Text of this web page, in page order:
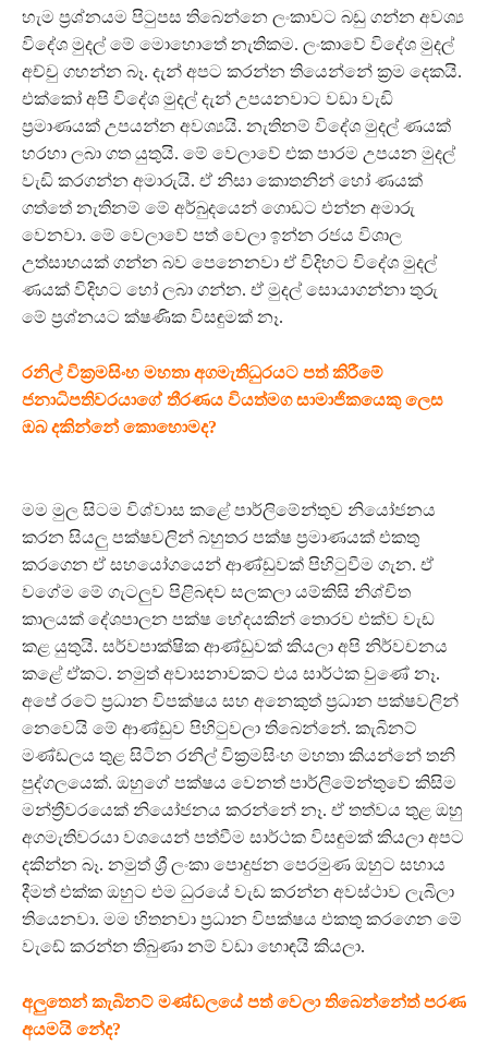
හැම ප්‍රශ්නයම පිටුපස තිබෙන්නෙ ලංකාවට බඩු ගන්න අවශ්‍ය
විදේශ මුදල් මේ මොහොතේ නැතිකම. ලංකාවේ විදේශ මුදල්
අච්චු ගහන්න බෑ. දැන් අපට කරන්න තියෙන්නේ ක්‍රම දෙකයි.
එක්කෝ අපි විදේශ මුදල් දැන් උපයනවාට වඩා වැඩි
ප්‍රමාණයක් උපයන්න අවශ්‍යයි. නැතිනම් විදේශ මුදල් ණයක්
හරහා ලබා ගත යුතුයි. මේ වෙලාවේ එක පාරම උපයන මුදල්
වැඩි කරගන්න අමාරුයි. ඒ නිසා කොතනින් හෝ ණයක්
ගත්තේ නැතිනම් මේ අර්බුදයෙන් ගොඩට එන්න අමාරු
වෙනවා. මේ වෙලාවේ පත් වෙලා ඉන්න රජය විශාල
උත්සාහයක් ගන්න බව පෙනෙනවා ඒ විදිහට විදේශ මුදල්
ණයක් විදිහට හෝ ලබා ගන්න. ඒ මුදල් සොයාගන්නා තුරු
මේ ප්‍රශ්නයට ක්ෂණික විසඳුමක් නෑ.
රනිල් වික්‍රමසිංහ මහතා අගමැතිධුරයට පත් කිරීමේ
ජනාධිපතිවරයාගේ තීරණය වියත්මග සාමාජිකයෙකු ලෙස
ඔබ දකින්නේ කොහොමද?
මම මුල සිටම විශ්වාස කළේ පාර්ලිමේන්තුව නියෝජනය
කරන සියලු පක්ෂවලින් බහුතර පක්ෂ ප්‍රමාණයක් එකතු
කරගෙන ඒ සහයෝගයෙන් ආණ්ඩුවක් පිහිටුවීම ගැන. ඒ
වගේම මේ ගැටලුව පිළිබඳව සලකලා යම්කිසි නිශ්චිත
කාලයක් දේශපාලන පක්ෂ භේදයකින් තොරව එක්ව වැඩ
කළ යුතුයි. සර්වපාක්ෂික ආණ්ඩුවක් කියලා අපි නිර්වචනය
කළේ ඒකට. නමුත් අවාසනාවකට එය සාර්ථක වුණේ නෑ.
අපේ රටේ ප්‍රධාන විපක්ෂය සහ අනෙකුත් ප්‍රධාන පක්ෂවලින්
නෙවෙයි මේ ආණ්ඩුව පිහිටුවලා තිබෙන්නේ. කැබිනට්
මණ්ඩලය තුළ සිටින රනිල් වික්‍රමසිංහ මහතා කියන්නේ තනි
පුද්ගලයෙක්. ඔහුගේ පක්ෂය වෙනත් පාර්ලිමේන්තුවේ කිසිම
මන්ත්‍රීවරයෙක් නියෝජනය කරන්නේ නෑ. ඒ තත්වය තුළ ඔහු
අගමැතිවරයා වශයෙන් පත්වීම සාර්ථක විසඳුමක් කියලා අපට
දකින්න බෑ. නමුත් ශ්‍රී ලංකා පොදුජන පෙරමුණ ඔහුට සහාය
දීමත් එක්ක ඔහුට එම ධුරයේ වැඩ කරන්න අවස්ථාව ලැබිලා
තියෙනවා. මම හිතනවා ප්‍රධාන විපක්ෂය එකතු කරගෙන මේ
වැඩේ කරන්න තිබුණා නම් වඩා හොඳයි කියලා.
අලුතෙන් කැබිනට් මණ්ඩලයේ පත් වෙලා තිබෙන්නේත් පරණ
අයමයි නේද?